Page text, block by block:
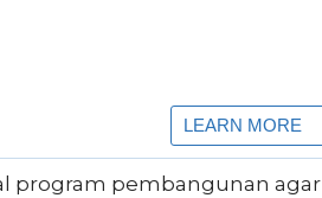
program pembangunan agar